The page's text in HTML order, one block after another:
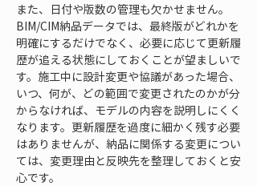
また、日付や版数の管理も欠かせません。
BIM/CIM納品データでは、最終版がどれかを
明確にするだけでなく、必要に応じて更新履
歴が追える状態にしておくことが望ましいで
す。施工中に設計変更や協議があった場合、
いつ、何が、どの範囲で変更されたのかが分
からなければ、モデルの内容を説明しにくく
なります。更新履歴を過度に細かく残す必要
はありませんが、納品に関係する変更につい
ては、変更理由と反映先を整理しておくと安
心です。